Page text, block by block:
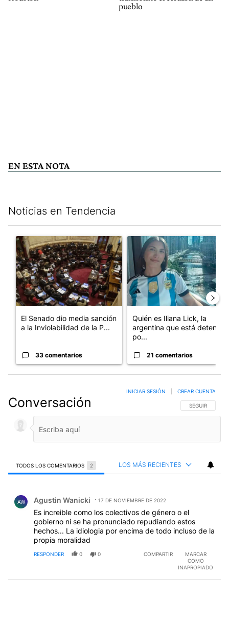
pueblo
EN ESTA NOTA
Noticias en Tendencia
Un artículo de tendencia con el título "El Senado dio media
El Senado dio media sanción
a la Inviolabilidad de la P...
33 comentarios
Un artículo de tendencia con
Quién es Iliana Lick, la
argentina que está detenida
po...
21 comentarios
Conversación SIGA ESTA
SEGUIR
INICIAR SESIÓN CREAR CUENTA
TODOS LOS COMENTARIOS 2 LOS MÁS RECIENTES
AW Agustin Wanicki 17 DE NOVIEMBRE DE 2022
Es increible como los colectivos de género o el
gobierno ni se ha pronunciado repudiando estos
hechos... La idiologia por encima de todo incluso de la
propia moralidad
RESPONDER 0 0 COMPARTIR
MARCAR
COMO
INAPROPIADO